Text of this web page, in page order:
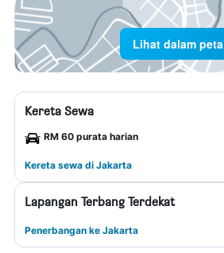
Lihat dalam peta
Kereta Sewa
RM 60 purata harian
Kereta sewa di Jakarta
Lapangan Terbang Terdekat
Penerbangan ke Jakarta